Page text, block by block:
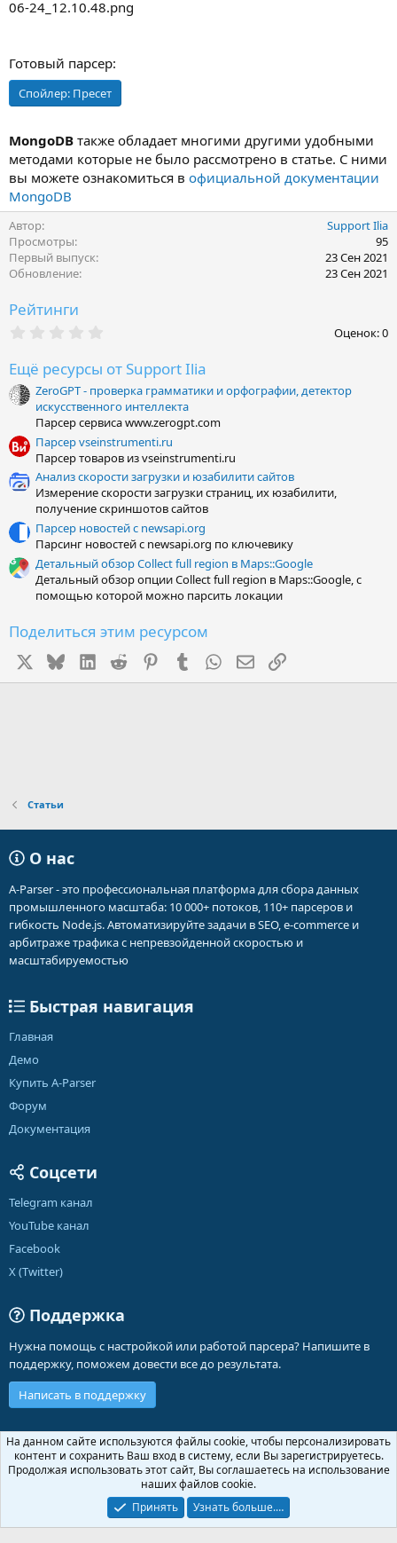
Готовый парсер:
Спойлер: Пресет
MongoDB также обладает многими другими удобными
методами которые не было рассмотрено в статье. С ними
вы можете ознакомиться в официальной документации
MongoDB
Автор
Support Ilia
Просмотры
95
Первый выпуск
23 Сен 2021
Обновление
23 Сен 2021
Рейтинги
0
в
ё
з
д
Оценок: 0
Ещё ресурсы от Support Ilia
ZeroGPT - проверка грамматики и орфографии, детектор
искусственного интеллекта
Парсер сервиса www.zerogpt.com
Парсер vseinstrumenti.ru
Парсер товаров из vseinstrumenti.ru
Анализ скорости загрузки и юзабилити сайтов
Измерение скорости загрузки страниц, их юзабилити,
получение скриншотов сайтов
Парсер новостей с newsapi.org
Парсинг новостей с newsapi.org по ключевику
Детальный обзор Collect full region в Maps::Google
Детальный обзор опции Collect full region в Maps::Google, с
помощью которой можно парсить локации
Поделиться этим ресурсом
BlueskyLinkedIn
Reddit PinterestTumblr WhatsApp
Электронная почта
Ссылка
Статьи
О нас
A-Parser - это профессиональная платформа для сбора данных
промышленного масштаба: 10 000+ потоков, 110+ парсеров и
гибкость Node.js. Автоматизируйте задачи в SEO, e-commerce и
арбитраже трафика с непревзойденной скоростью и
масштабируемостью
Быстрая навигация
Главная
Демо
Купить A-Parser
Форум
Документация
Соцсети
Telegram канал
YouTube канал
Facebook
X (Twitter)
Поддержка
Нужна помощь с настройкой или работой парсера? Напишите в
поддержку, поможем довести все до результата.
Написать в поддержку
Russian (RU)
Обратная связь
Условия и правила
Политика конфиденциальности
Помощь
Community platform by XenForo ® © 2010-2026 XenForo Ltd.
На данном сайте используются файлы cookie, чтобы персонализировать
контент и сохранить Ваш вход в систему, если Вы зарегистрируетесь.
Продолжая использовать этот сайт, Вы соглашаетесь на использование
наших файлов cookie.
Принять
Узнать больше.…